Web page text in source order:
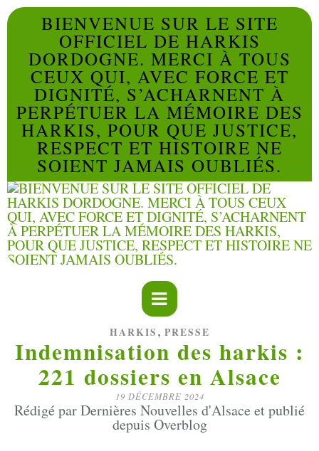
BIENVENUE SUR LE SITE
OFFICIEL DE HARKIS
DORDOGNE. MERCI À TOUS
CEUX QUI, AVEC FORCE ET
DIGNITÉ, S’ACHARNENT À
PERPÉTUER LA MÉMOIRE DES
HARKIS, POUR QUE JUSTICE,
RESPECT ET HISTOIRE NE
SOIENT JAMAIS OUBLIÉS.
HARKIS , PRESSE
Indemnisation des harkis :
221 dossiers en Alsace
19 DÉCEMBRE 2024
Rédigé par Dernières Nouvelles d'Alsace et publié
depuis Overblog